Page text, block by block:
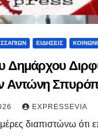
ΕΙΔΗΣΕΙΣ
Δημάρχου
Αντώνη
EXPRESSEVIA
διαπιστώνω ότι